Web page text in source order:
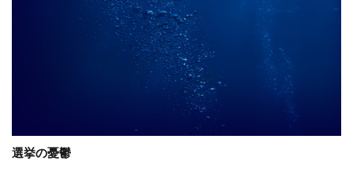
選挙の憂鬱